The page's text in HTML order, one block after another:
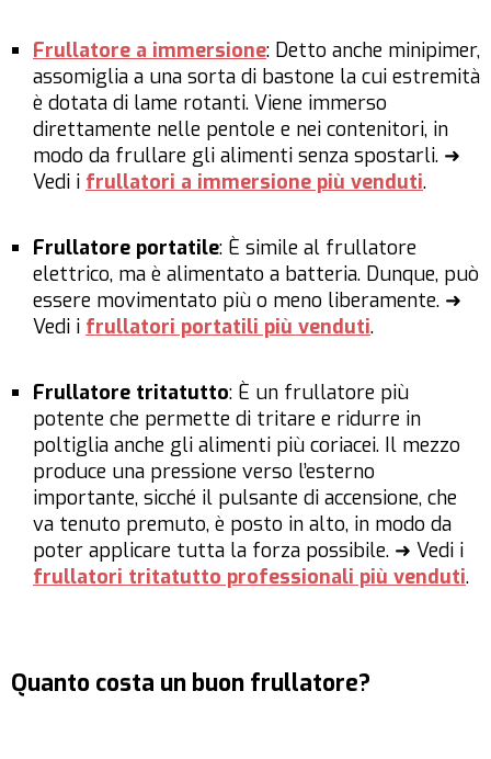
Frullatore a immersione: Detto anche minipimer,
assomiglia a una sorta di bastone la cui estremità
è dotata di lame rotanti. Viene immerso
direttamente nelle pentole e nei contenitori, in
modo da frullare gli alimenti senza spostarli. ➜
Vedi i frullatori a immersione più venduti.
Frullatore portatile: È simile al frullatore
elettrico, ma è alimentato a batteria. Dunque, può
essere movimentato più o meno liberamente. ➜
Vedi i frullatori portatili più venduti.
Frullatore tritatutto: È un frullatore più
potente che permette di tritare e ridurre in
poltiglia anche gli alimenti più coriacei. Il mezzo
produce una pressione verso l’esterno
importante, sicché il pulsante di accensione, che
va tenuto premuto, è posto in alto, in modo da
poter applicare tutta la forza possibile. ➜ Vedi i
frullatori tritatutto professionali più venduti.
Quanto costa un buon frullatore?